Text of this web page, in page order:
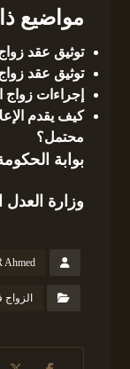
مواضيع
توثيق عقد
توثيق عقد
إجراءات زواج
كيف يقدم
محتمل؟
بوابة
وزارة العدل
Ahmed